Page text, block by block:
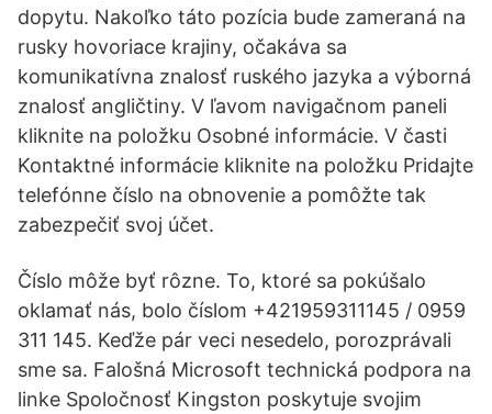
dopytu. Nakoľko táto pozícia bude zameraná na
rusky hovoriace krajiny, očakáva sa
komunikatívna znalosť ruského jazyka a výborná
znalosť angličtiny. V ľavom navigačnom paneli
kliknite na položku Osobné informácie. V časti
Kontaktné informácie kliknite na položku Pridajte
telefónne číslo na obnovenie a pomôžte tak
zabezpečiť svoj účet.
Číslo môže byť rôzne. To, ktoré sa pokúšalo
oklamať nás, bolo číslom +421959311145 / 0959
311 145. Keďže pár veci nesedelo, porozprávali
sme sa. Falošná Microsoft technická podpora na
linke Spoločnosť Kingston poskytuje svojim